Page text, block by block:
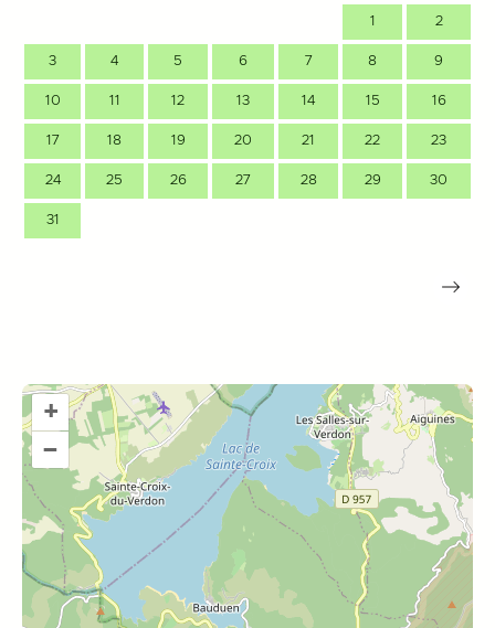
1 2
3 4 5 6 7 8 9
10 11 12 13 14 15 16
17 18 19 20 21 22 23
24 25 26 27 28 29 30
31
+
–